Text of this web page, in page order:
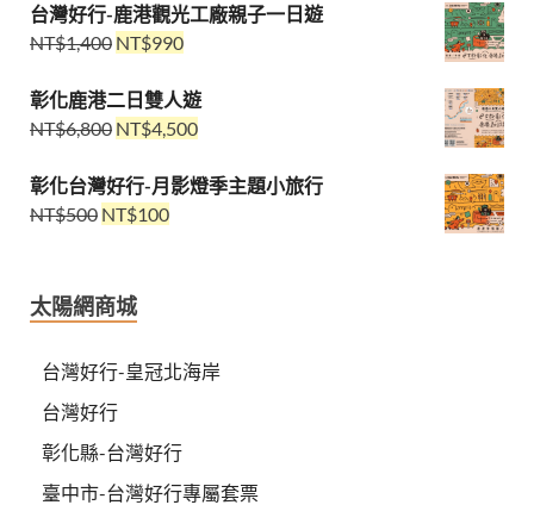
台灣好行-鹿港觀光工廠親子一日遊
NT$1,400 NT$990
彰化鹿港二日雙人遊
NT$6,800 NT$4,500
彰化台灣好行-月影燈季主題小旅行
NT$500 NT$100
太陽網商城
台灣好行-皇冠北海岸
台灣好行
彰化縣-台灣好行
臺中市-台灣好行專屬套票